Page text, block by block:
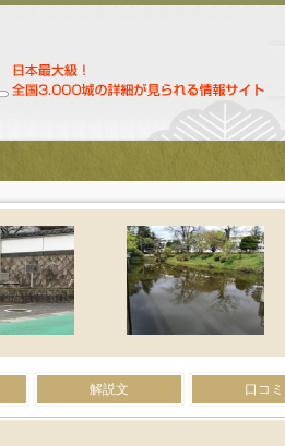
解説文 口コミ